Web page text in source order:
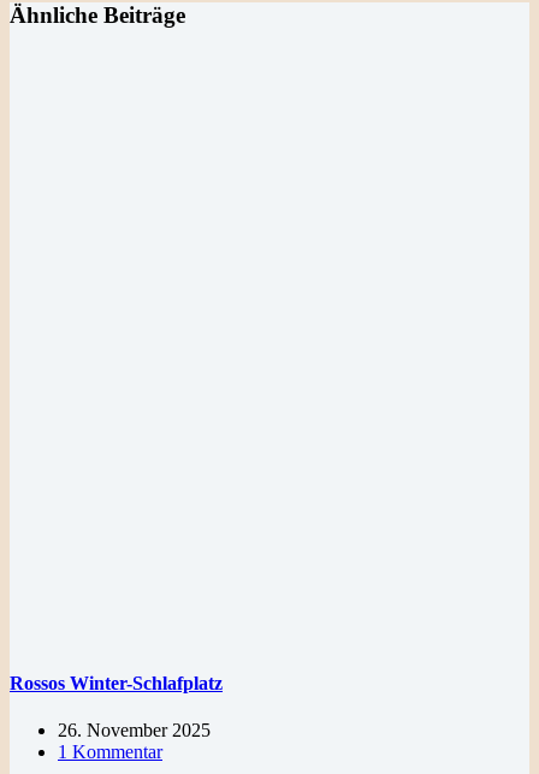
Ähnliche Beiträge
Rossos Winter-Schlafplatz
26. November 2025
1 Kommentar